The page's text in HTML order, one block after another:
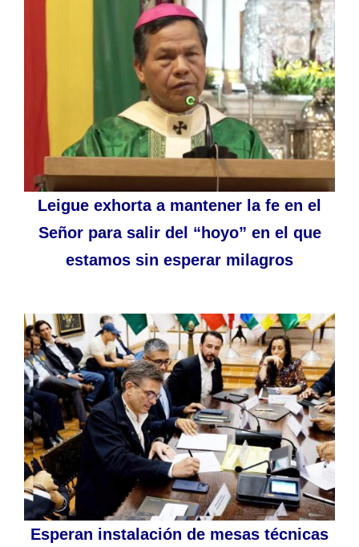
Leigue exhorta a mantener la fe en el
Señor para salir del “hoyo” en el que
estamos sin esperar milagros
Esperan instalación de mesas técnicas